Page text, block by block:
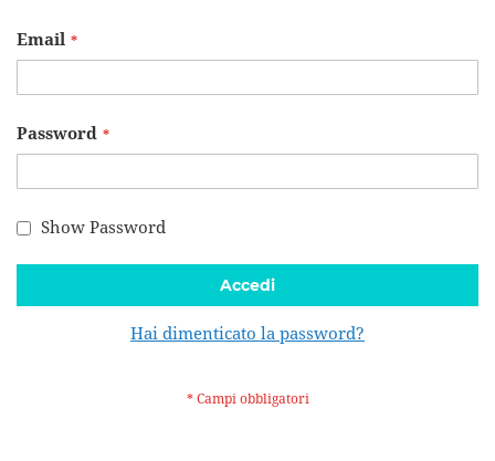
Email
Password
Show Password
Accedi
Hai dimenticato la password?